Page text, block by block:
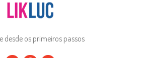
desde os primeiros passos